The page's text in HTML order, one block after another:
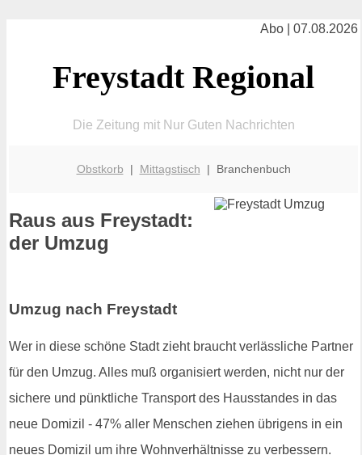
Abo | 07.08.2026
Freystadt Regional
Die Zeitung mit Nur Guten Nachrichten
Obstkorb | Mittagstisch | Branchenbuch
Raus aus Freystadt:
der Umzug
Umzug nach Freystadt
Wer in diese schöne Stadt zieht braucht verlässliche Partner
für den Umzug. Alles muß organisiert werden, nicht nur der
sichere und pünktliche Transport des Hausstandes in das
neue Domizil - 47% aller Menschen ziehen übrigens in ein
neues Domizil um ihre Wohnverhältnisse zu verbessern.